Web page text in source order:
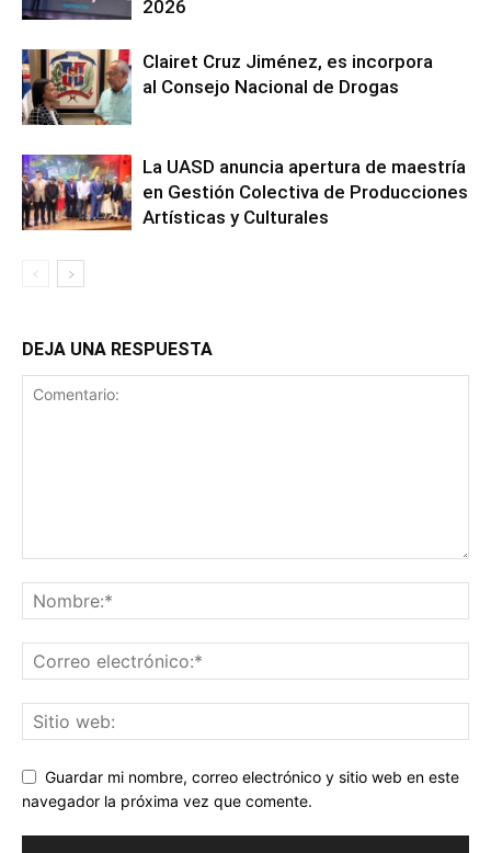
2026
Clairet Cruz Jiménez, es incorpora
al Consejo Nacional de Drogas
La UASD anuncia apertura de maestría
en Gestión Colectiva de Producciones
Artísticas y Culturales
DEJA UNA RESPUESTA
Guardar mi nombre, correo electrónico y sitio web en este
navegador la próxima vez que comente.